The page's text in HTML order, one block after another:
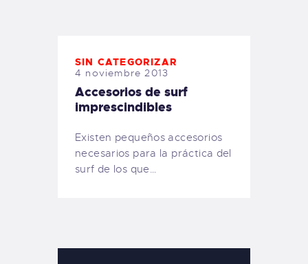
SIN CATEGORIZAR
4 noviembre 2013
Accesorios de surf
imprescindibles
Existen pequeños accesorios
necesarios para la práctica del
surf de los que…